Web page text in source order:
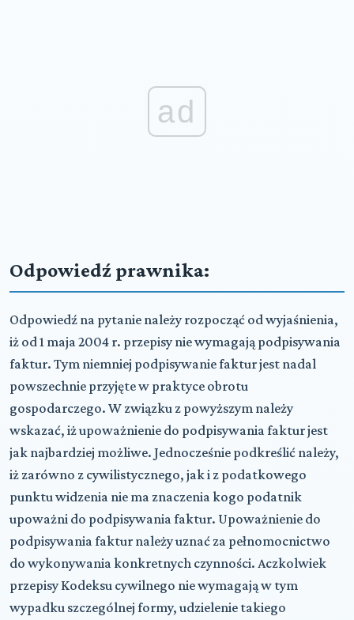
ad
Odpowiedź prawnika:
Odpowiedź na pytanie należy rozpocząć od wyjaśnienia,
iż od 1 maja 2004 r. przepisy nie wymagają podpisywania
faktur. Tym niemniej podpisywanie faktur jest nadal
powszechnie przyjęte w praktyce obrotu
gospodarczego. W związku z powyższym należy
wskazać, iż upoważnienie do podpisywania faktur jest
jak najbardziej możliwe. Jednocześnie podkreślić należy,
iż zarówno z cywilistycznego, jak i z podatkowego
punktu widzenia nie ma znaczenia kogo podatnik
upoważni do podpisywania faktur. Upoważnienie do
podpisywania faktur należy uznać za pełnomocnictwo
do wykonywania konkretnych czynności. Aczkolwiek
przepisy Kodeksu cywilnego nie wymagają w tym
wypadku szczególnej formy, udzielenie takiego